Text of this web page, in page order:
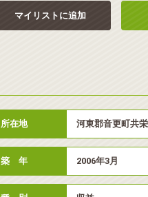
マイリストに追加
所在地 河東郡音更町共
築 年 2006年3月